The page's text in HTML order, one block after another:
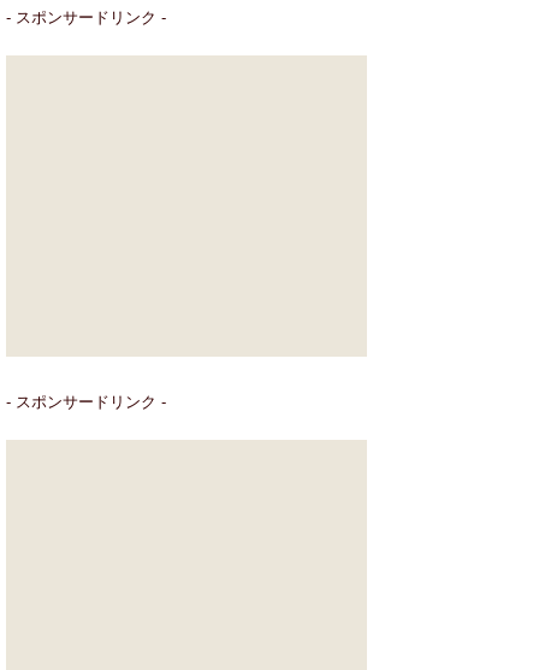
- スポンサードリンク -
- スポンサードリンク -